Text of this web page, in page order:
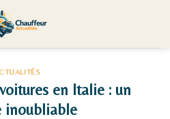
en Italie : un
inoubliable